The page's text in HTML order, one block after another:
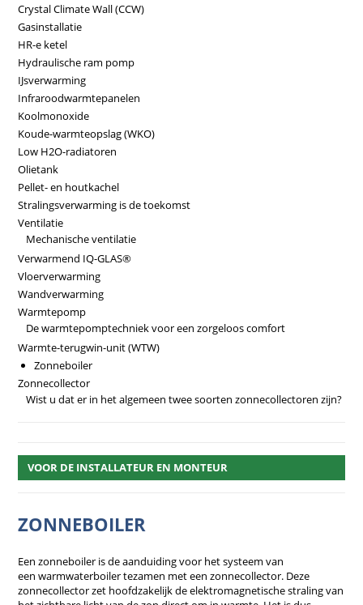
Crystal Climate Wall (CCW)
Gasinstallatie
HR-e ketel
Hydraulische ram pomp
IJsverwarming
Infraroodwarmtepanelen
Koolmonoxide
Koude-warmteopslag (WKO)
Low H2O-radiatoren
Olietank
Pellet- en houtkachel
Stralingsverwarming is de toekomst
Ventilatie
Mechanische ventilatie
Verwarmend IQ-GLAS®
Vloerverwarming
Wandverwarming
Warmtepomp
De warmtepomptechniek voor een zorgeloos comfort
Warmte-terugwin-unit (WTW)
Zonneboiler
Zonnecollector
Wist u dat er in het algemeen twee soorten zonnecollectoren zijn?
VOOR DE INSTALLATEUR EN MONTEUR
ZONNEBOILER
Een zonneboiler is de aanduiding voor het systeem van
een warmwaterboiler tezamen met een zonnecollector. Deze
zonnecollector zet hoofdzakelijk de elektromagnetische straling van